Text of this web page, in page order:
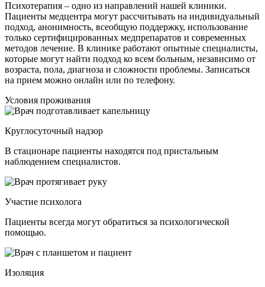
Психотерапия – одно из направлений нашей клиники.
Пациенты медцентра могут рассчитывать на индивидуальный
подход, анонимность, всеобщую поддержку, использование
только сертифицированных медпрепаратов и современных
методов лечение. В клинике работают опытные специалисты,
которые могут найти подход ко всем больным, независимо от
возраста, пола, диагноза и сложности проблемы. Записаться
на прием можно онлайн или по телефону.
Условия проживания
Круглосуточный надзор
В стационаре пациенты находятся под пристальным
наблюдением специалистов.
Участие психолога
Пациенты всегда могут обратиться за психологической
помощью.
Изоляция